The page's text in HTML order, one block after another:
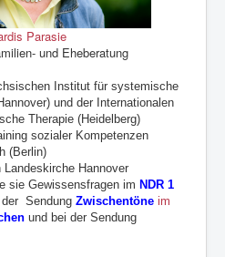
Parasie
und Eheberatung
Institut für systemische
und der Internationalen
Therapie (Heidelberg)
sozialer Kompetenzen
(Berlin)
Hannover
sie Gewissensfragen im NDR 1
Sendung Zwischentöne im
und bei der Sendung